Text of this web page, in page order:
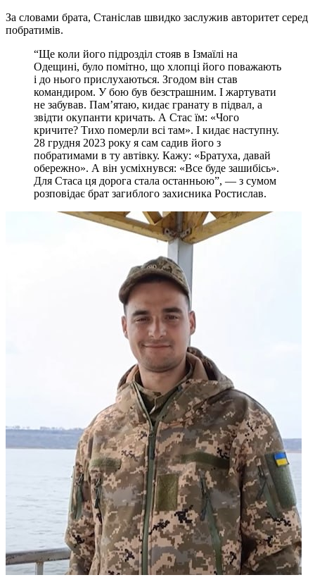
За словами брата, Станіслав швидко заслужив авторитет серед
побратимів.
“Ще коли його підрозділ стояв в Ізмаїлі на
Одещині, було помітно, що хлопці його поважають
і до нього прислухаються. Згодом він став
командиром. У бою був безстрашним. І жартувати
не забував. Пам’ятаю, кидає гранату в підвал, а
звідти окупанти кричать. А Стас їм: «Чого
кричите? Тихо померли всі там». І кидає наступну.
28 грудня 2023 року я сам садив його з
побратимами в ту автівку. Кажу: «Братуха, давай
обережно». А він усміхнувся: «Все буде зашибісь».
Для Стаса ця дорога стала останньою”, — з сумом
розповідає брат загиблого захисника Ростислав.